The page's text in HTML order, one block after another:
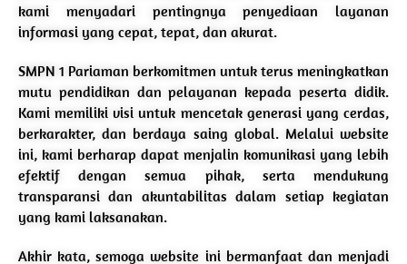
kami menyadari pentingnya penyediaan layanan
informasi yang cepat, tepat, dan akurat.
SMPN 1 Pariaman berkomitmen untuk terus meningkatkan
mutu pendidikan dan pelayanan kepada peserta didik.
Kami memiliki visi untuk mencetak generasi yang cerdas,
berkarakter, dan berdaya saing global. Melalui website
ini, kami berharap dapat menjalin komunikasi yang lebih
efektif dengan semua pihak, serta mendukung
transparansi dan akuntabilitas dalam setiap kegiatan
yang kami laksanakan.
Akhir kata, semoga website ini bermanfaat dan menjadi